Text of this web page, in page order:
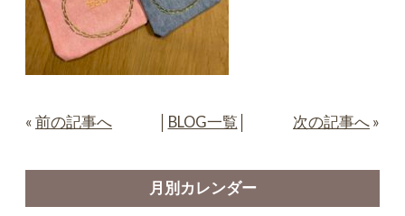
« 前の記事へ BLOG一覧 次の記事へ »
月別カレンダー